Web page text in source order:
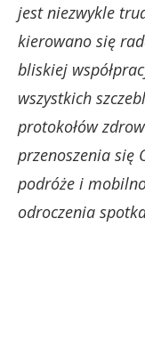
jest niezwykle
kierowano się
bliskiej
wszystkich
protokołów
przenoszenia się
podróże i
odroczenia